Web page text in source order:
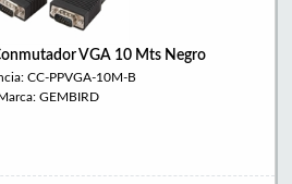
VGA 10 Mts Negro
CC-PPVGA-10M-B
GEMBIRD